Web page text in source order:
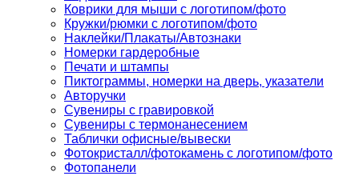
Коврики для мыши с логотипом/фото
Кружки/рюмки с логотипом/фото
Наклейки/Плакаты/Автознаки
Номерки гардеробные
Печати и штампы
Пиктограммы, номерки на дверь, указатели
Авторучки
Сувениры c гравировкой
Сувениры с термонанесением
Таблички офисные/вывески
Фотокристалл/фотокамень с логотипом/фото
Фотопанели